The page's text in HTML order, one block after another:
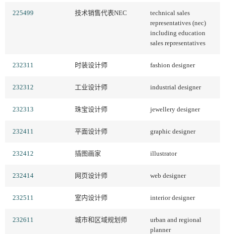
225499 技术销售代表NEC
technical sales
representatives (nec)
including education
sales representatives
232311 时装设计师 fashion designer
232312 工业设计师 industrial designer
232313 珠宝设计师 jewellery designer
232411 平面设计师 graphic designer
232412 插图画家 illustrator
232414 网页设计师 web designer
232511 室内设计师 interior designer
232611 城市和区域规划师
urban and regional
planner